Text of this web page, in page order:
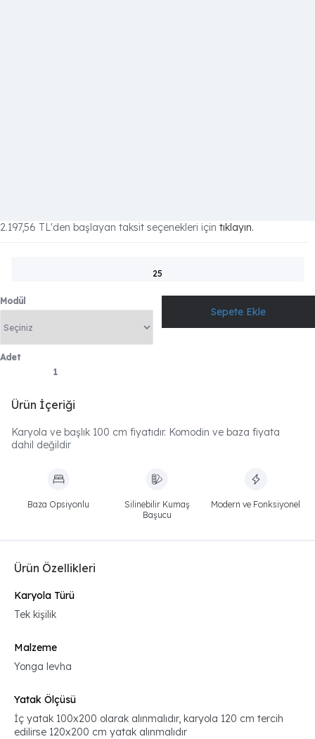
2.197,56 TL'den başlayan taksit seçenekleri için tıklayın.
25
Modül
Adet
Ürün İçeriği
Karyola ve başlık 100 cm fiyatıdır. Komodin ve baza fiyata
dahil değildir
Baza Opsiyonlu
Silinebilir Kumaş
Başucu
Modern ve Fonksiyonel
Ürün Özellikleri
Karyola Türü
Tek kişilik
Malzeme
Yonga levha
Yatak Ölçüsü
İç yatak 100x200 olarak alınmalıdır, karyola 120 cm tercih
edilirse 120x200 cm yatak alınmalıdır